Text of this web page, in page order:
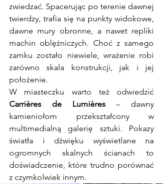
zwiedzać. Spacerując po terenie dawnej
twierdzy, trafia się na punkty widokowe,
dawne mury obronne, a nawet repliki
machin oblężniczych. Choć z samego
zamku zostało niewiele, wrażenie robi
zarówno skala konstrukcji, jak i jej
położenie.
Carrières de Lumières – dawny
kamieniołom przekształcony w
multimedialną galerię sztuki. Pokazy
światła i dźwięku wyświetlane na
ogromnych skalnych ścianach to
doświadczenie, które trudno porównać
z czymkolwiek innym.